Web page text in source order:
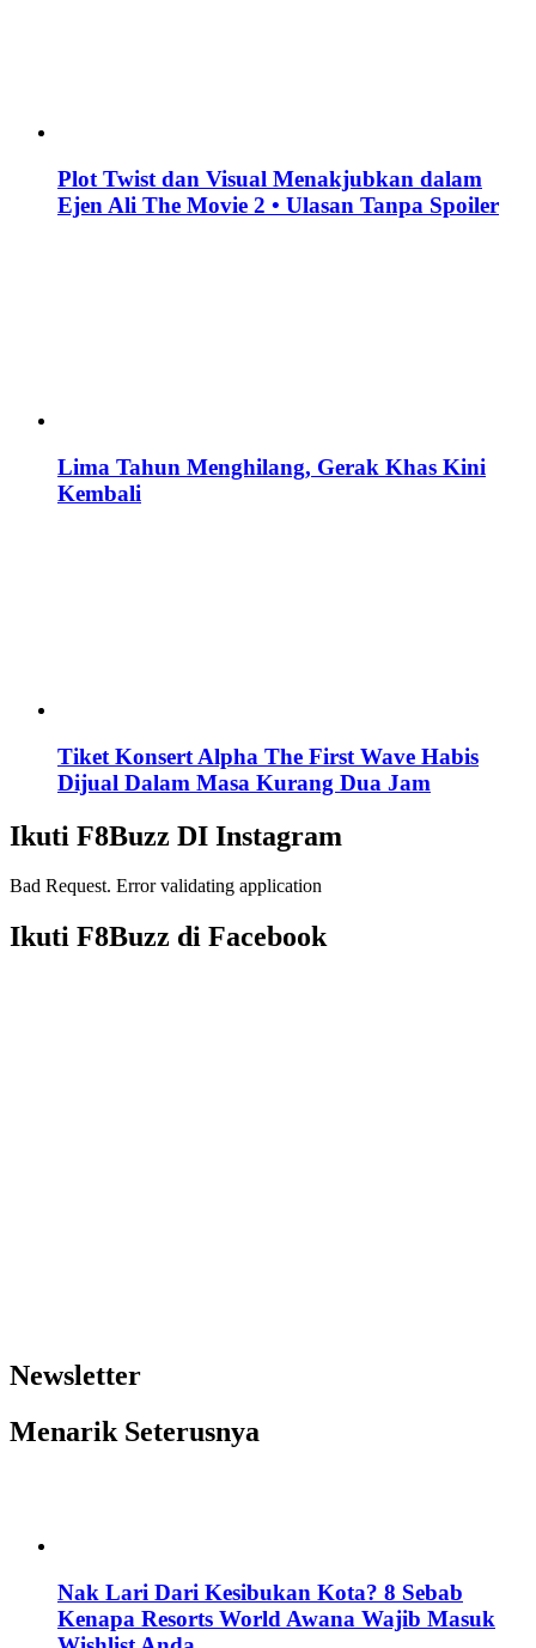
Plot Twist dan Visual Menakjubkan dalam
Ejen Ali The Movie 2 • Ulasan Tanpa Spoiler
Lima Tahun Menghilang, Gerak Khas Kini
Kembali
Tiket Konsert Alpha The First Wave Habis
Dijual Dalam Masa Kurang Dua Jam
Ikuti F8Buzz DI Instagram
Bad Request. Error validating application
Ikuti F8Buzz di Facebook
Newsletter
Menarik Seterusnya
Nak Lari Dari Kesibukan Kota? 8 Sebab
Kenapa Resorts World Awana Wajib Masuk